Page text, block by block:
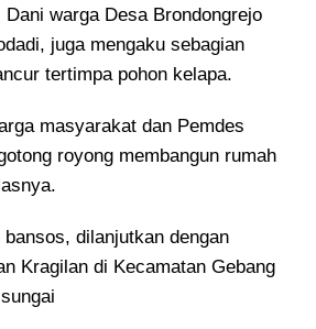
Dani warga Desa Brondongrejo
juga mengaku sebagian
tertimpa pohon kelapa.
masyarakat dan Pemdes
royong membangun rumah
dilanjutkan dengan
Kragilan di Kecamatan Gebang